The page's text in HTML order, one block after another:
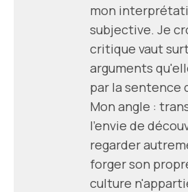
mon
subjective. Je
critique vaut
arguments
par la sentence
Mon angle :
l'envie de
regarder
forger son
culture